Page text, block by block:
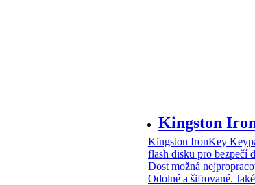
Kingston
Kingston IronKey
flash disku pro bezpečí
Dost možná
Odolné a šifrované.